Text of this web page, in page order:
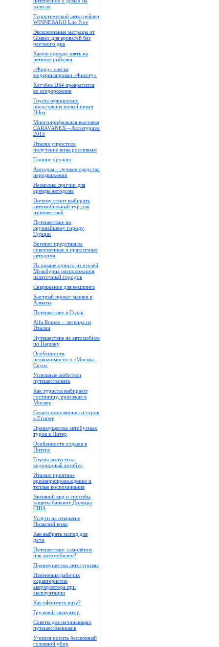
колесах
Туристический автотрейлер
WINNEBAGO Lite Five
Эксклюзивные матрацы от
Gisatex для кроватей без
реечного дна
Какую одежду взять на
летнюю рыбалки
«Форд» слегка
модернизировал «Фиесту»
Хэтчбек DS4 превратится
во вседорожник
Toyota официально
представила новый пикап
Hilux
Многопрофильная выставка
CARAVANEX—Автотуризм
2015
Италия упростила
получение визы россиянам
Тюнинг оружия
Автодом – лучшее средство
передвижения
Несколько причин для
аренды автодома
Почему стоит выбирать
автомобильный тур для
путешествий
Путешествие по
крупнейшему городу
Турции
Burstner представила
современные и практичные
автодома
На крыше одного из отелей
Мельбурна расположился
палаточный городок
Снаряжение для кемпинга
Быстрый прокат машин в
Алматы
Путешествие в Судак
Alfa Romeo – легенда из
Италии
Путешествие на автомобиле
по Парижу
Особенности
недвижимости в «Москва-
Сити»
Успешные любители
путешествовать
Как туристы выбирают
гостиницу, приезжая в
Москву
Секрет популярности туров
в Египет
Преимущества автобусных
туров в Питер
Особенности отдыха в
Питере
Toyota выпустила
водородный автобус
Италия: приятное
времяпрепровождение и
теплые воспоминания
Внешний вид и способы
защиты банкнот Доллара
США
Услуги на открытие
Польской визы
Как выбрать мопед для
дачи
Путешествие: самолётом
или автомобилем?
Преимущества автотуризма
Изменения рабочих
характеристик
аккумулятора при
эксплуатации
Как оформить визу?
Грузовой эвакуатор
Советы для начинающих
путешественников
Учимся носить бесшовный
головной убор